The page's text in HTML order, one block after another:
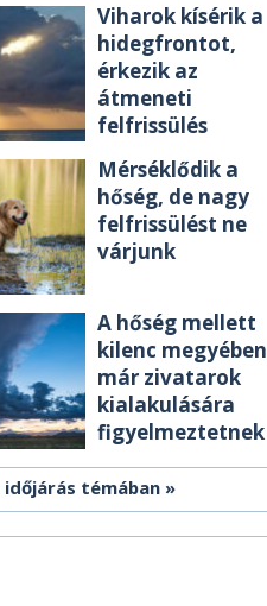
Viharok kísérik a
hidegfrontot,
érkezik az
átmeneti
felfrissülés
Mérséklődik a
hőség, de nagy
felfrissülést ne
várjunk
A hőség mellett
kilenc megyében
már zivatarok
kialakulására
figyelmeztetnek
témában